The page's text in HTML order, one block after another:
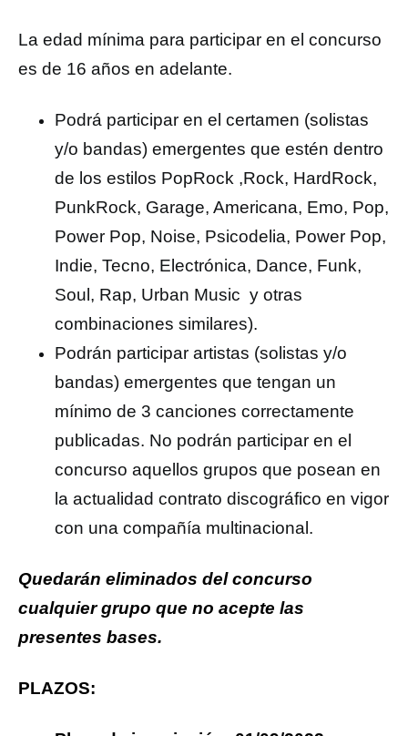
La edad mínima para participar en el concurso
es de 16 años en adelante.
Podrá participar en el certamen (solistas
y/o bandas) emergentes que estén dentro
de los estilos PopRock ,Rock, HardRock,
PunkRock, Garage, Americana, Emo, Pop,
Power Pop, Noise, Psicodelia, Power Pop,
Indie, Tecno, Electrónica, Dance, Funk,
Soul, Rap, Urban Music y otras
combinaciones similares).
Podrán participar artistas (solistas y/o
bandas) emergentes que tengan un
mínimo de 3 canciones correctamente
publicadas. No podrán participar en el
concurso aquellos grupos que posean en
la actualidad contrato discográfico en vigor
con una compañía multinacional.
Quedarán eliminados del concurso
cualquier grupo que no acepte las
presentes bases.
PLAZOS: